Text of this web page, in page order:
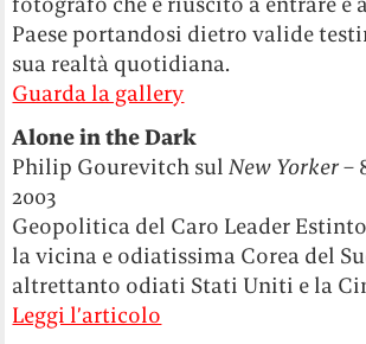
Paese portandosi dietro valide
sua realtà quotidiana.
Guarda la gallery
Alone in the Dark
Philip Gourevitch sulNew Yorker–
2003
Geopolitica del Caro Leader
la vicina e odiatissima Corea del
altrettanto odiati Stati Uniti e la
Leggi l’articolo